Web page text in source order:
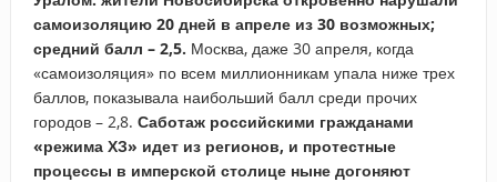
самоизоляцию 20 дней в апреле из 30 возможных;
средний балл – 2,5. Москва, даже 30 апреля, когда
«самоизоляция» по всем миллионникам упала ниже трех
баллов, показывала наибольший балл среди прочих
городов – 2,8. Саботаж российскими гражданами
«режима ХЗ» идет из регионов, и протестные
процессы в имперской столице ныне догоняют